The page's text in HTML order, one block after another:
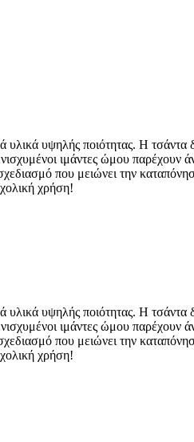
υψηλής ποιότητας. Η
ιμάντες ώμου
που μειώνει την
χρήση!
υψηλής ποιότητας. Η
ιμάντες ώμου
που μειώνει την
χρήση!